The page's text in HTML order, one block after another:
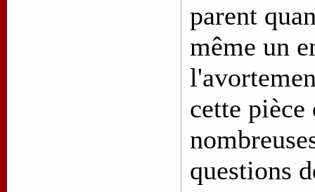
parent
même un
cette pièce
questions